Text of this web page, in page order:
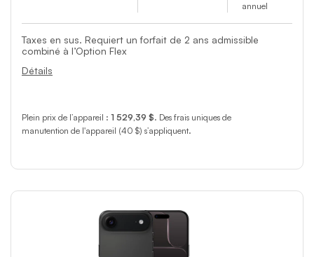
annuel
Taxes en sus. Requiert un forfait de 2 ans admissible
combiné à l’Option Flex
Détails
Plein prix de l’appareil : 1 529,39 $. Des frais uniques de
manutention de l'appareil (40 $) s’appliquent.